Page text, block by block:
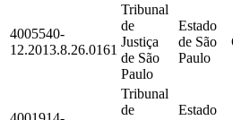
4005540-
12.2013.8.26.0161
Tribunal
de
Justiça
de São
Paulo
Estado
de São
Paulo
Tribunal
de
Estado